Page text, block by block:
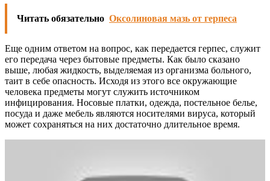
Читать обязательно Оксолиновая мазь от герпеса
Еще одним ответом на вопрос, как передается герпес, служит
его передача через бытовые предметы. Как было сказано
выше, любая жидкость, выделяемая из организма больного,
таит в себе опасность. Исходя из этого все окружающие
человека предметы могут служить источником
инфицирования. Носовые платки, одежда, постельное белье,
посуда и даже мебель являются носителями вируса, который
может сохраняться на них достаточно длительное время.